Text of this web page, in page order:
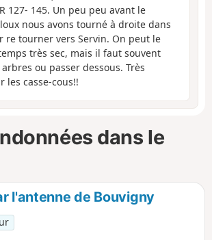
127- 145. Un peu peu avant le
nous avons tourné à droite dans
re tourner vers Servin. On peut le
très sec, mais il faut souvent
ou passer dessous. Très
les casse-cous!!
dans le
l'antenne de Bouvigny